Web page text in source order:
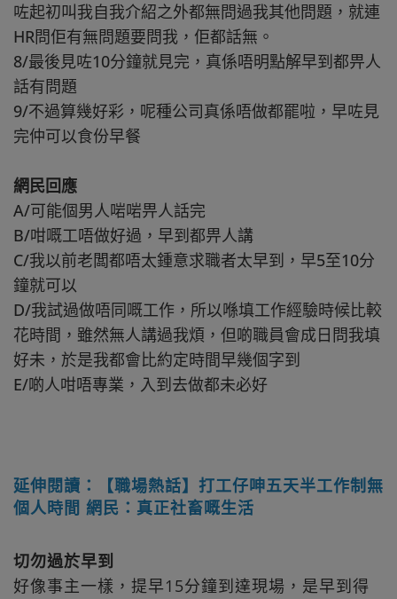
咗起初叫我自我介紹之外都無問過我其他問題，就連
HR問佢有無問題要問我，佢都話無。
8/最後見咗10分鐘就見完，真係唔明點解早到都畀人
話有問題
9/不過算幾好彩，呢種公司真係唔做都罷啦，早咗見
完仲可以食份早餐
網民回應
A/可能個男人啱啱畀人話完
B/咁嘅工唔做好過，早到都畀人講
C/我以前老闆都唔太鍾意求職者太早到，早5至10分
鐘就可以
D/我試過做唔同嘅工作，所以喺填工作經驗時候比較
花時間，雖然無人講過我煩，但啲職員會成日問我填
好未，於是我都會比約定時間早幾個字到
E/啲人咁唔專業，入到去做都未必好
延伸閱讀：【職場熱話】打工仔呻五天半工作制無
個人時間 網民：真正社畜嘅生活
切勿過於早到
好像事主一樣，提早15分鐘到達現場，是早到得